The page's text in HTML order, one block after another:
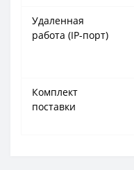
Удаленная
работа (IP-порт)
Комплект
поставки